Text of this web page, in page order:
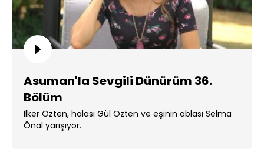
Asuman'la Sevgili Dünürüm 36.
Bölüm
İlker Özten, halası Gül Özten ve eşinin ablası Selma
Önal yarışıyor.